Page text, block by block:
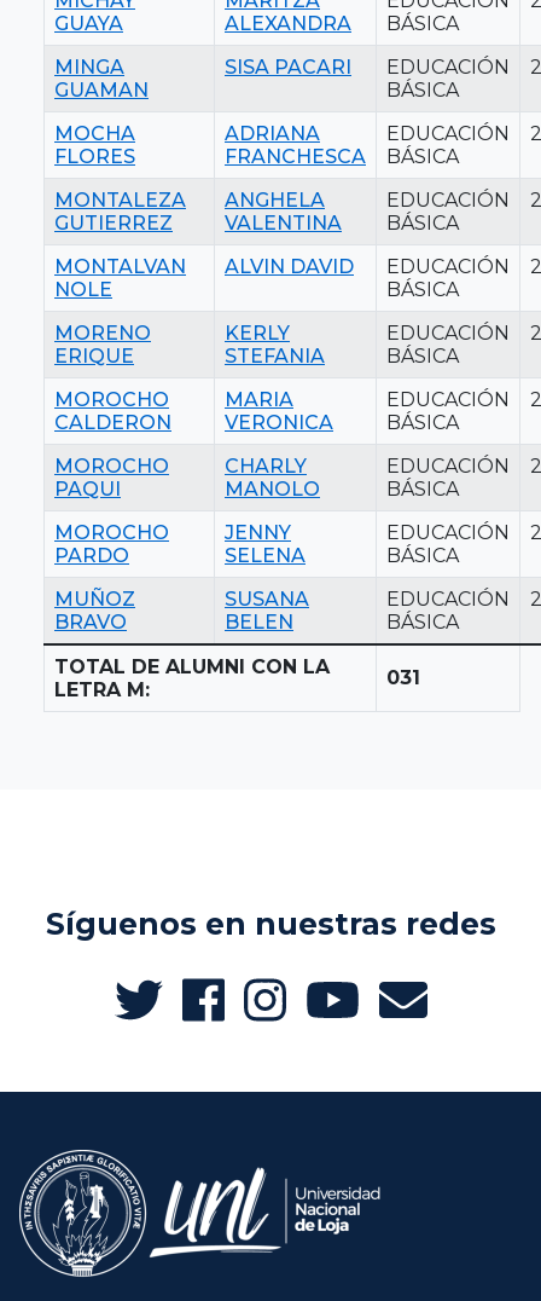
GUAYA
ALEXANDRA
BÁSICA
MINGA
GUAMAN
SISA PACARI
EDUCACIÓN
BÁSICA
MOCHA
FLORES
ADRIANA
FRANCHESCA
EDUCACIÓN
BÁSICA
MONTALEZA
GUTIERREZ
ANGHELA
VALENTINA
EDUCACIÓN
BÁSICA
MONTALVAN
NOLE
ALVIN DAVID
EDUCACIÓN
BÁSICA
MORENO
ERIQUE
KERLY
STEFANIA
EDUCACIÓN
BÁSICA
MOROCHO
CALDERON
MARIA
VERONICA
EDUCACIÓN
BÁSICA
MOROCHO
PAQUI
CHARLY
MANOLO
EDUCACIÓN
BÁSICA
MOROCHO
PARDO
JENNY
SELENA
EDUCACIÓN
BÁSICA
MUÑOZ
BRAVO
SUSANA
BELEN
EDUCACIÓN
BÁSICA
TOTAL DE ALUMNI CON LA
LETRA M:
031
Síguenos en nuestras redes